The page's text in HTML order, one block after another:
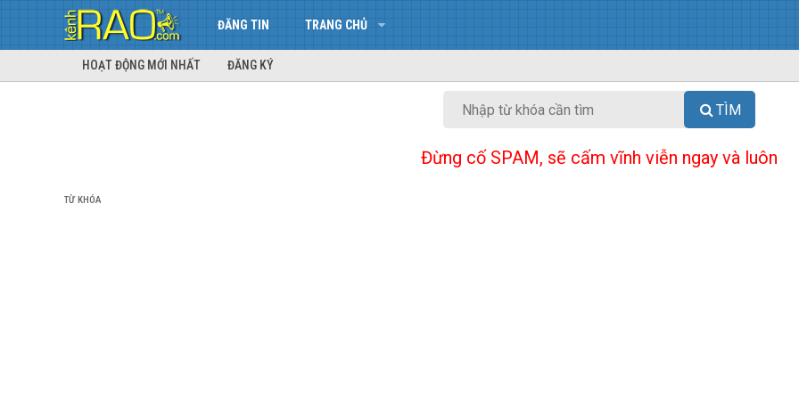
ĐĂNG TIN TRANG CHỦ
HOẠT ĐỘNG MỚI NHẤT ĐĂNG KÝ
TÌM
Đừng cố SPAM, sẽ cấm vĩnh viễn ngay và luôn
TỪ KHÓA